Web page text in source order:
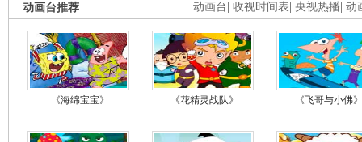
动画台 收视时间表 央视热播 动
动画台推荐
《海绵宝宝》 《花精灵战队》 《飞哥与小佛》